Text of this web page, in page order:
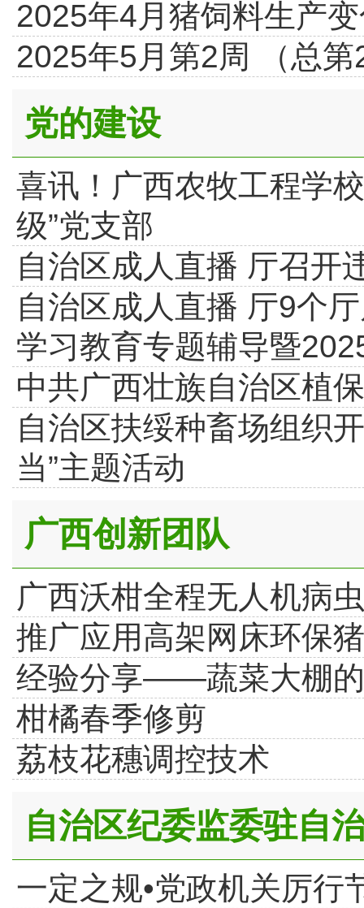
2025年4月猪饲料生产
2025年5月第2周 （总
党的建设
喜讯！广西农牧工程学
级”党支部
自治区成人直播 厅召开
自治区成人直播 厅9个
学习教育专题辅导暨
中共广西壮族自治区植
自治区扶绥种畜场组织
当”主题活动
广西创新团队
广西沃柑全程无人机病
推广应用高架网床环保
经验分享——蔬菜大棚
柑橘春季修剪
荔枝花穗调控技术
自治区纪委监委驻自
一定之规•党政机关厉行